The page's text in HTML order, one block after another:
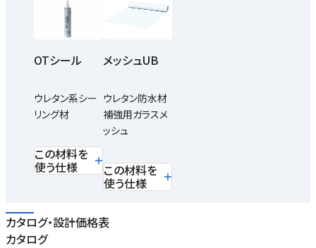
OTシール
ウレタン系シー
リング材
この材料を
使う仕様
メッシュUB
ウレタン防水材
補強用ガラスメ
ッシュ
この材料を
使う仕様
カタログ・設計価格表
カタログ